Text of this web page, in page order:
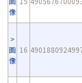
像
画
像
16